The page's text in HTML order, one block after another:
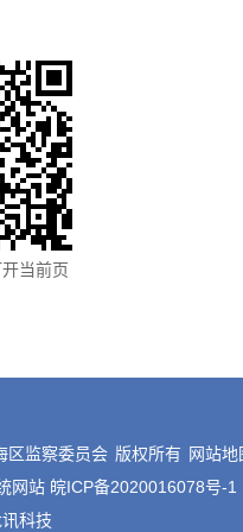
当前页
区监察委员会 版权所有 网站地
网站 皖ICP备2020016078号-1
科技